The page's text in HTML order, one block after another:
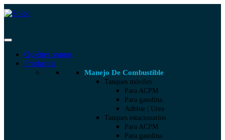
Quiénes somos
Productos
Manejo De Combustible
Tanques móviles
Para ACPM
Para gasolina
Adblue | Urea
Tanques estacionarios
Para ACPM
Para gasolina